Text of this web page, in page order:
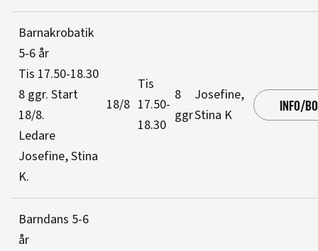
Barnakrobatik
5-6 år
Tis 17.50-18.30
8 ggr. Start
18/8.
Ledare
Josefine, Stina
K.
18/8
Tis
17.50-
18.30
8
ggr
Josefine,
Stina K
INFO/
Barndans 5-6
år